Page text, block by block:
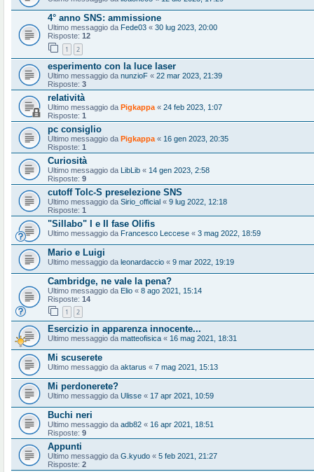
4° anno SNS: ammissione
Ultimo messaggio da Fede03 « 30 lug 2023, 20:00
Risposte: 12
1 2
esperimento con la luce laser
Ultimo messaggio da nunzioF « 22 mar 2023, 21:39
Risposte: 3
relatività
Ultimo messaggio da Pigkappa « 24 feb 2023, 1:07
Risposte: 1
pc consiglio
Ultimo messaggio da Pigkappa « 16 gen 2023, 20:35
Risposte: 1
Curiosità
Ultimo messaggio da LibLib « 14 gen 2023, 2:58
Risposte: 9
cutoff Tolc-S preselezione SNS
Ultimo messaggio da Sirio_official « 9 lug 2022, 12:18
Risposte: 1
"Sillabo" I e II fase Olifis
Ultimo messaggio da Francesco Leccese « 3 mag 2022, 18:59
Mario e Luigi
Ultimo messaggio da leonardaccio « 9 mar 2022, 19:19
Cambridge, ne vale la pena?
Ultimo messaggio da Elio « 8 ago 2021, 15:14
Risposte: 14
1 2
Esercizio in apparenza innocente...
Ultimo messaggio da matteofisica « 16 mag 2021, 18:31
Mi scuserete
Ultimo messaggio da aktarus « 7 mag 2021, 15:13
Mi perdonerete?
Ultimo messaggio da Ulisse « 17 apr 2021, 10:59
Buchi neri
Ultimo messaggio da adb82 « 16 apr 2021, 18:51
Risposte: 9
Appunti
Ultimo messaggio da G.kyudo « 5 feb 2021, 21:27
Risposte: 2